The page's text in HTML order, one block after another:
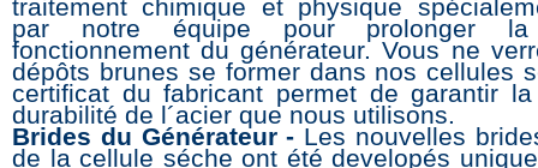
traitement chimique et physique
par notre équipe pour prolonger
fonctionnement du générateur. Vous ne
dépôts brunes se former dans nos cellules
certificat du fabricant permet de garantir
durabilité de l´acier que nous utilisons.
Brides du Générateur - Les nouvelles
de la cellule séche ont été developés